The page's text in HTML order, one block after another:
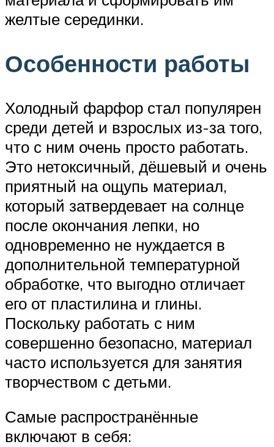
желтые серединки.
Особенности работы
Холодный фарфор стал популярен
среди детей и взрослых из-за того,
что с ним очень просто работать.
Это нетоксичный, дёшевый и очень
приятный на ощупь материал,
который затвердевает на солнце
после окончания лепки, но
одновременно не нуждается в
дополнительной температурной
обработке, что выгодно отличает
его от пластилина и глины.
Поскольку работать с ним
совершенно безопасно, материал
часто используется для занятия
творчеством с детьми.
Самые распространённые
включают в себя: